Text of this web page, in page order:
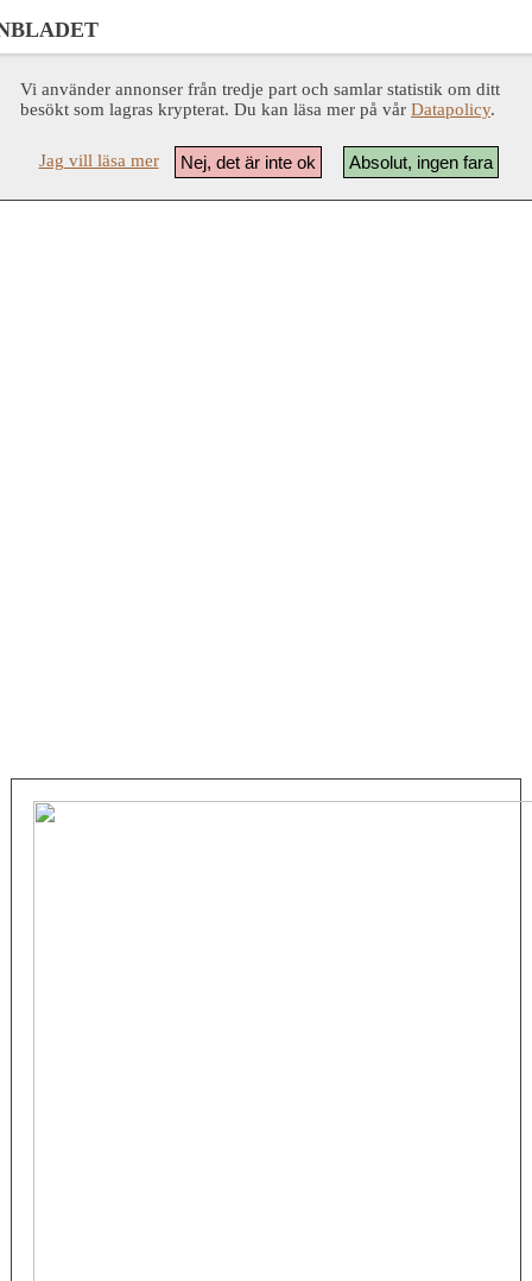
Vi använder annonser från tredje part och samlar statistik om ditt
besökt som lagras krypterat. Du kan läsa mer på vår Datapolicy.
Absolut, ingen fara
Nej, det är inte ok
Jag vill läsa mer